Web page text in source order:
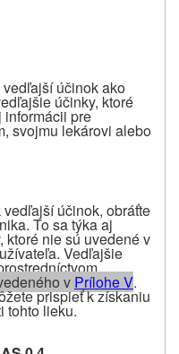
účinok ako
účinky, ktoré
informácii pre
svojmu lekárovi alebo
účinok, obráťte
To sa týka aj
nie sú uvedené v
Vedľajšie
v Prílohe V.
prispieť k získaniu
tohto lieku.